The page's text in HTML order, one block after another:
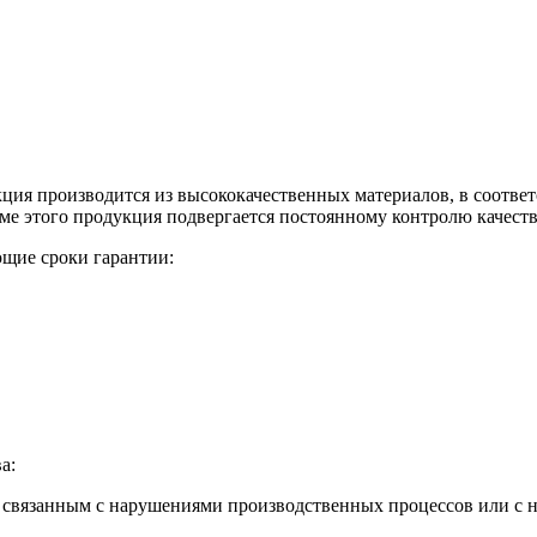
производится из высококачественных материалов, в
продукция подвергается постоянному контролю
сроки гарантии:
с нарушениями производственных процессов или с